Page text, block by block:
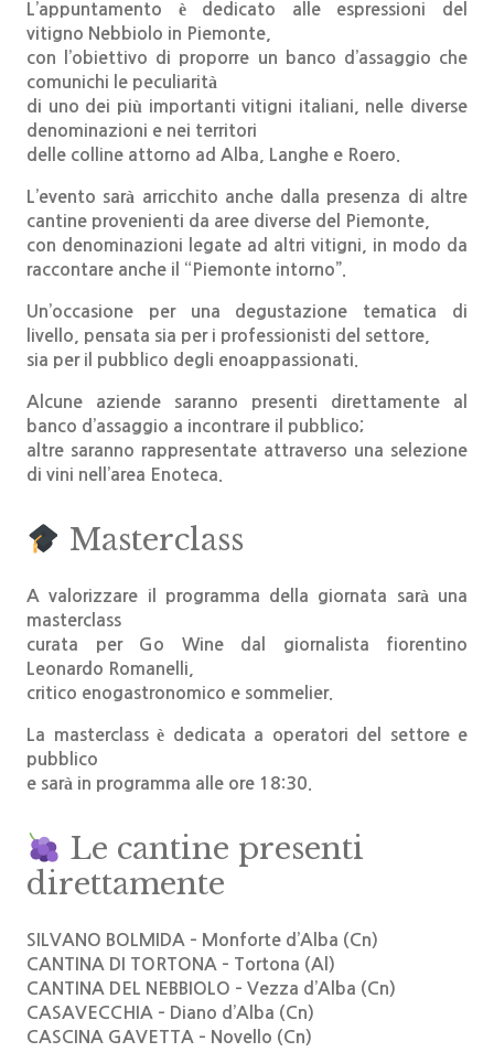
L’appuntamento è dedicato alle espressioni del
vitigno Nebbiolo in Piemonte,
con l’obiettivo di proporre un banco d’assaggio che
comunichi le peculiarità
di uno dei più importanti vitigni italiani, nelle diverse
denominazioni e nei territori
delle colline attorno ad Alba, Langhe e Roero.
L’evento sarà arricchito anche dalla presenza di altre
cantine provenienti da aree diverse del Piemonte,
con denominazioni legate ad altri vitigni, in modo da
raccontare anche il “Piemonte intorno”
Un’occasione per una degustazione tematica di
livello, pensata sia per i professionisti del settore,
sia per il pubblico degli enoappassionati.
Alcune aziende saranno presenti direttamente al
banco d’assaggio a incontrare il pubblico;
altre saranno rappresentate attraverso una selezione
di vini nell’area Enoteca.
Masterclass
A valorizzare il programma della giornata sarà una
masterclass
curata per Go Wine dal giornalista fiorentino
Leonardo Romanelli
critico enogastronomico e sommelier.
La masterclass è dedicata a operatori del settore e
pubblico
e sarà in programma alle ore 18:30
Le cantine presenti
direttamente
SILVANO BOLMIDA – Monforte d’Alba (Cn)
CANTINA DI TORTONA – Tortona (Al)
CANTINA DEL NEBBIOLO – Vezza d’Alba (Cn)
CASAVECCHIA – Diano d’Alba (Cn)
CASCINA GAVETTA – Novello (Cn)